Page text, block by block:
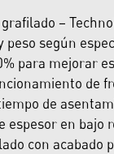
–
peso según
para mejorar
de
de
espesor en bajo
con acabado